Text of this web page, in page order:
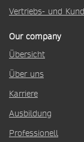
Vertriebs- und
Our company
Übersicht
Über uns
Karriere
Ausbildung
Professionell